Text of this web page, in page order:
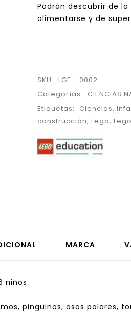
Podrán descubrir de
alimentarse y de
SKU: LGE - 0002
Categorías:
CIENCIAS
Etiquetas:
Ciencias,
construcción,Lego,
MARCA
niños.
pingüinos, osos polares,